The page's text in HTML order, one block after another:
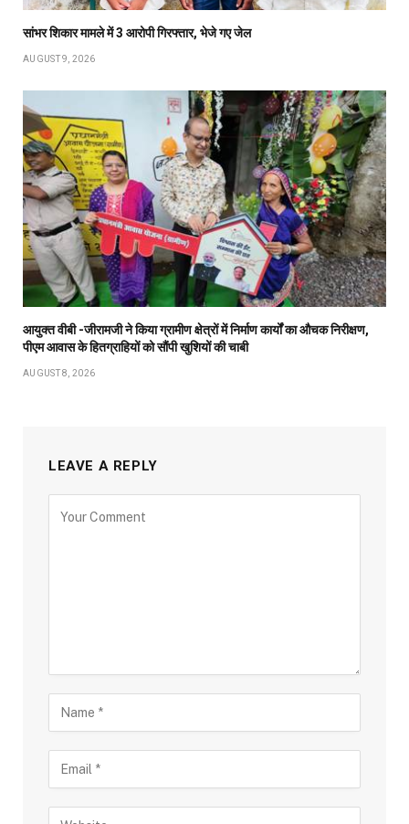
सांभर शिकार मामले में 3 आरोपी गिरफ्तार, भेजे गए जेल
AUGUST 9, 2026
आयुक्त वीबी -जीरामजी ने किया ग्रामीण क्षेत्रों में निर्माण कार्यों का औचक निरीक्षण,
पीएम आवास के हितग्राहियों को सौंपी खुशियों की चाबी
AUGUST 8, 2026
LEAVE A REPLY